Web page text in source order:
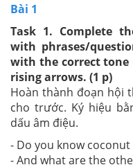
Bài 1
Task 1. Complete
with phrases/
with the correct
rising arrows. (1 p)
Hoàn thành đoạn hội
cho trước. Ký hiệu
dấu âm điệu.
- Do you know
- And what are the